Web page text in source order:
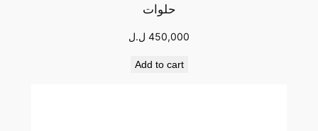
حلوات
450,000 ل.ل
Add to cart